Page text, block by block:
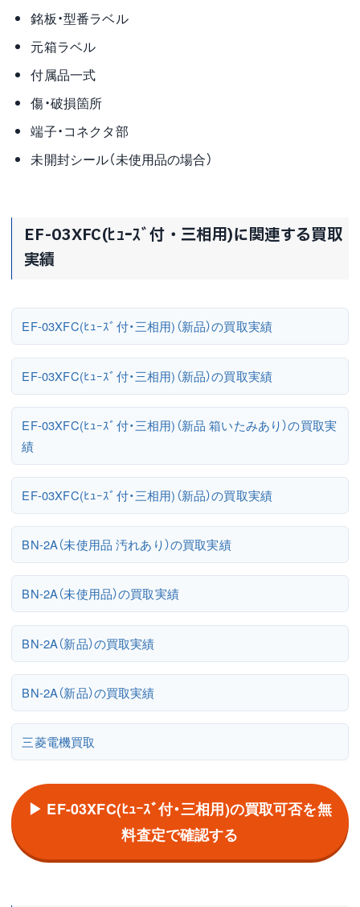
銘板・型番ラベル
元箱ラベル
付属品一式
傷・破損箇所
端子・コネクタ部
未開封シール（未使用品の場合）
EF-03XFC(ﾋｭｰｽﾞ付・三相用)に関連する買取
実績
EF-03XFC(ﾋｭｰｽﾞ付・三相用)（新品）の買取実績
EF-03XFC(ﾋｭｰｽﾞ付・三相用)（新品）の買取実績
EF-03XFC(ﾋｭｰｽﾞ付・三相用)（新品 箱いたみあり）の買取実
績
EF-03XFC(ﾋｭｰｽﾞ付・三相用)（新品）の買取実績
BN-2A（未使用品 汚れあり）の買取実績
BN-2A（未使用品）の買取実績
BN-2A（新品）の買取実績
BN-2A（新品）の買取実績
三菱電機買取
▶ EF-03XFC(ﾋｭｰｽﾞ付・三相用)の買取可否を無
料査定で確認する